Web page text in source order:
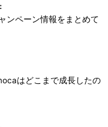
ンペーン情報をまとめて
はどこまで成長したの